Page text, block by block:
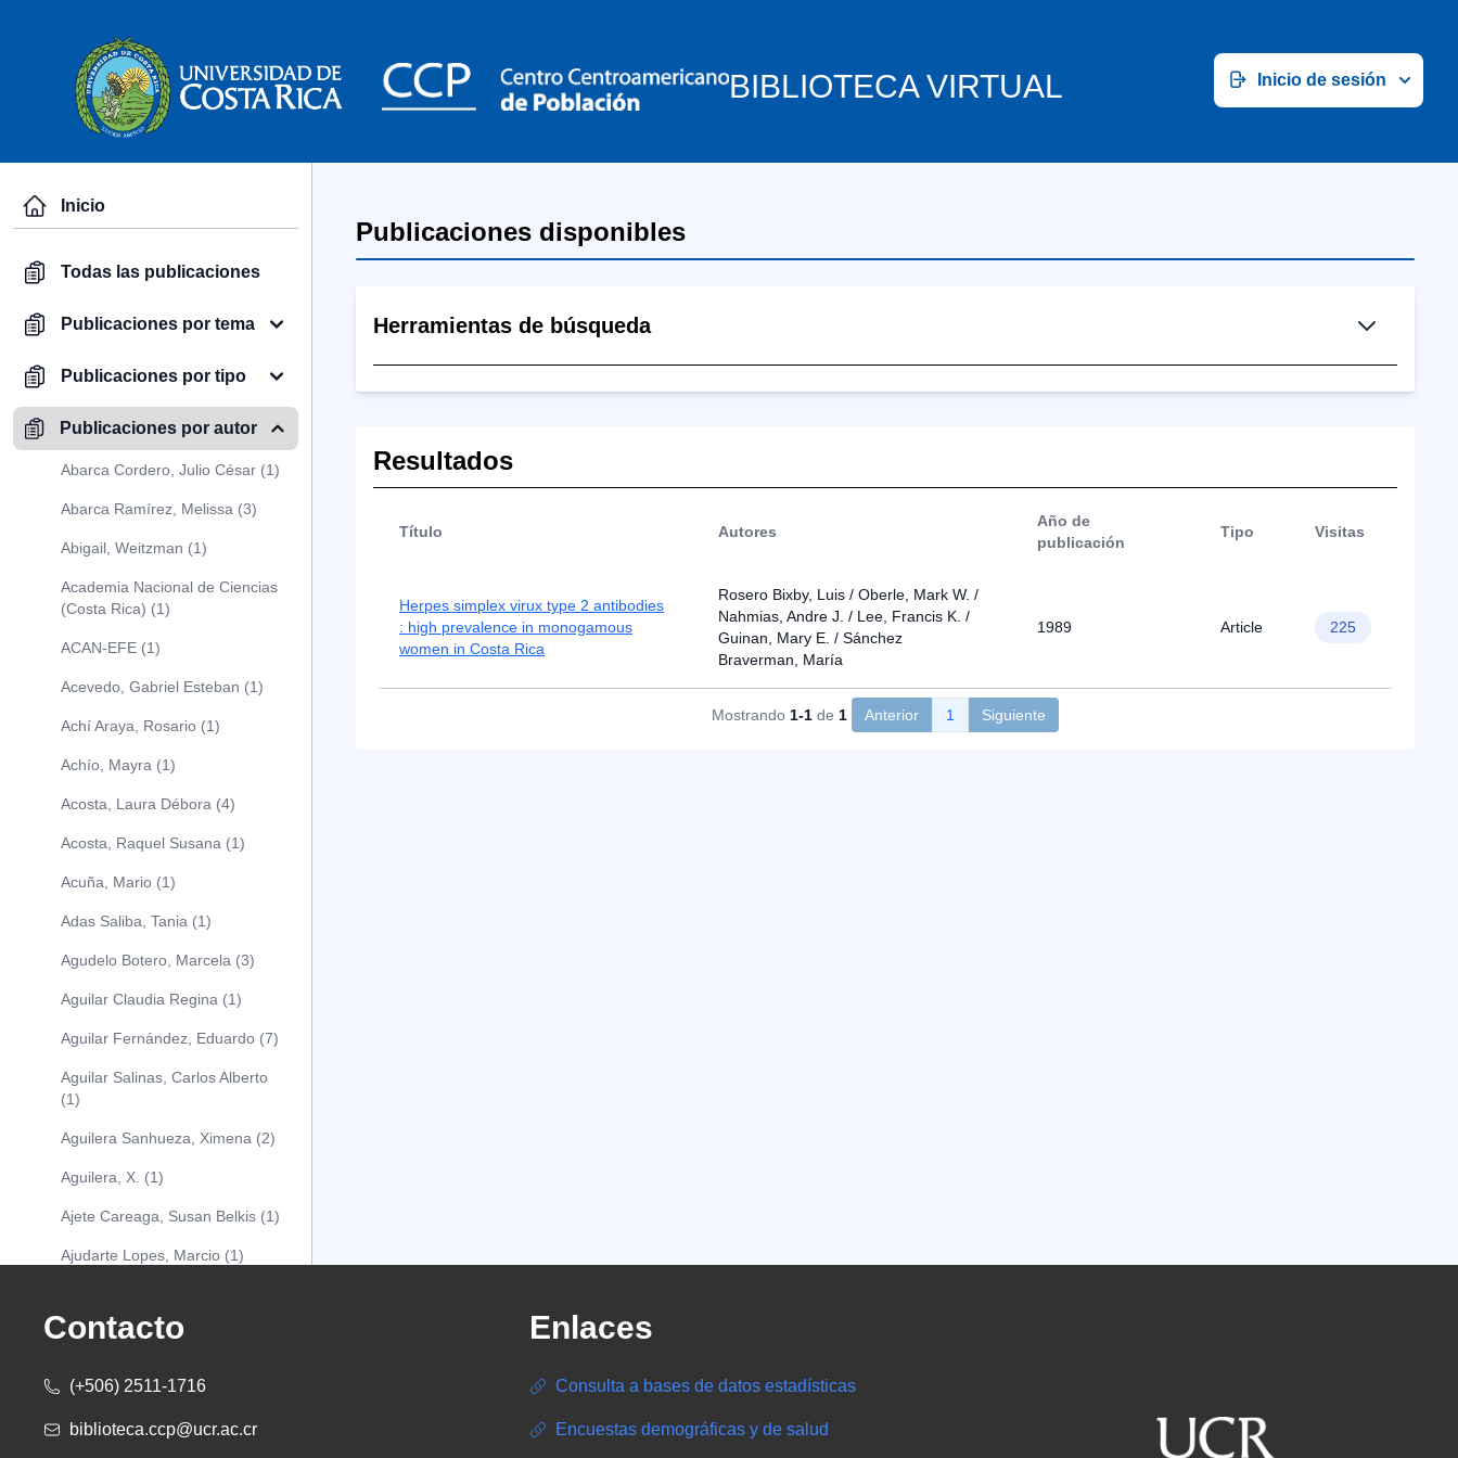
BIBLIOTECA VIRTUAL Inicio de sesión
Inicio
Todas las publicaciones
Publicaciones por tema
Publicaciones por tipo
Publicaciones por autor
Abarca Cordero, Julio César (1)
Abarca Ramírez, Melissa (3)
Abigail, Weitzman (1)
Academia Nacional de Ciencias
(Costa Rica) (1)
ACAN-EFE (1)
Acevedo, Gabriel Esteban (1)
Achí Araya, Rosario (1)
Achío, Mayra (1)
Acosta, Laura Débora (4)
Acosta, Raquel Susana (1)
Acuña, Mario (1)
Adas Saliba, Tania (1)
Agudelo Botero, Marcela (3)
Aguilar Claudia Regina (1)
Aguilar Fernández, Eduardo (7)
Aguilar Salinas, Carlos Alberto
(1)
Aguilera Sanhueza, Ximena (2)
Aguilera, X. (1)
Ajete Careaga, Susan Belkis (1)
Ajudarte Lopes, Marcio (1)
(1)
Albareda Tiana (1)
Alcócer Alfaro, Diana (1)
Publicaciones disponibles
Herramientas de búsqueda
Resultados
Título Autores
Año de
publicación
Tipo Visitas
Herpes simplex virux type 2 antibodies
: high prevalence in monogamous
women in Costa Rica
Rosero Bixby, Luis / Oberle, Mark W. /
Nahmias, Andre J. / Lee, Francis K. /
Guinan, Mary E. / Sánchez
Braverman, María
1989 Article 225
Mostrando 1-1 de 1 Anterior 1 Siguiente
Contacto
(+506) 2511-1716
biblioteca.ccp@ucr.ac.cr
Enlaces
Consulta a bases de datos estadísticas
Encuestas demográficas y de salud